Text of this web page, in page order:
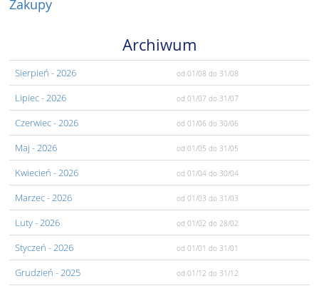
Zakupy
Archiwum
Sierpień - 2026 od 01/08 do 31/08
Lipiec- 2026 od 01/07 do 31/07
Czerwiec- 2026 od 01/06 do 30/06
Maj - 2026 od 01/05 do 31/05
Kwiecień - 2026 od 01/04 do 30/04
Marzec- 2026 od 01/03 do 31/03
Luty- 2026 od 01/02 do 28/02
Styczeń - 2026 od 01/01 do 31/01
Grudzień - 2025 od 01/12 do 31/12